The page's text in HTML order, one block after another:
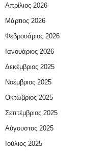
Απρίλιος 2026
Μάρτιος 2026
Φεβρουάριος 2026
Ιανουάριος 2026
Δεκέμβριος 2025
Νοέμβριος 2025
Οκτώβριος 2025
Σεπτέμβριος 2025
Αύγουστος 2025
Ιούλιος 2025